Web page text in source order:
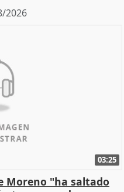
2026
03:25
Moreno "ha saltado